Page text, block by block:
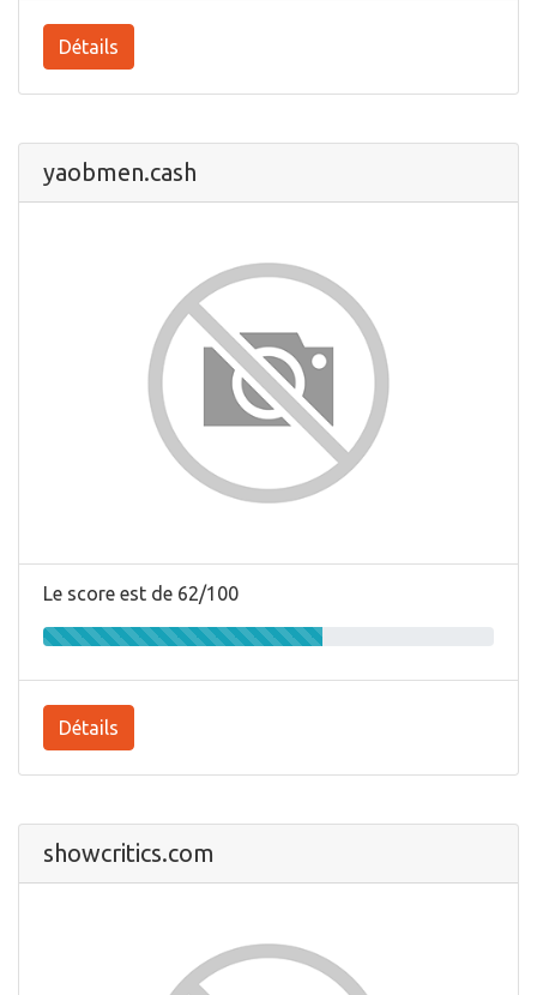
Détails
yaobmen.cash
Le score est de 62/100
Détails
showcritics.com